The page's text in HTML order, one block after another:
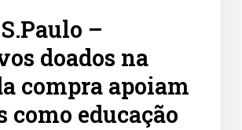
–
doados na
compra apoiam
como educação